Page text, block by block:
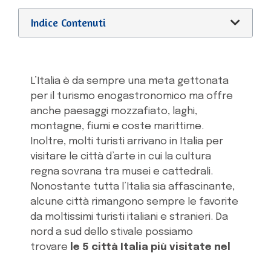
Indice Contenuti
L’Italia è da sempre una meta gettonata
per il turismo enogastronomico ma offre
anche paesaggi mozzafiato, laghi,
montagne, fiumi e coste marittime.
Inoltre, molti turisti arrivano in Italia per
visitare le città d’arte in cui la cultura
regna sovrana tra musei e cattedrali.
Nonostante tutta l’Italia sia affascinante,
alcune città rimangono sempre le favorite
da moltissimi turisti italiani e stranieri. Da
nord a sud dello stivale possiamo
trovare le 5 città Italia più visitate nel